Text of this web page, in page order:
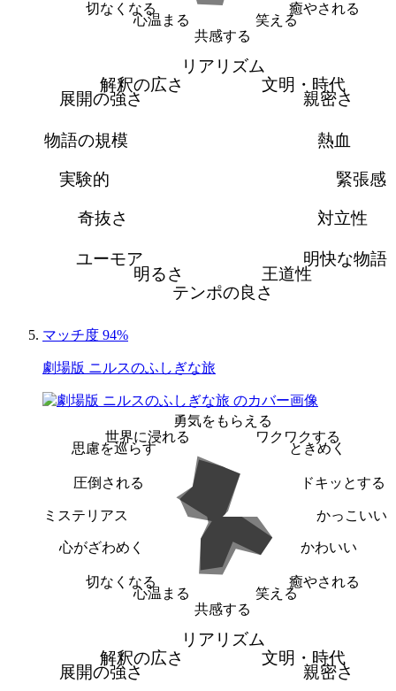
癒やされる
笑える
共感する
心温まる
切なくなる
リアリズム
文明・時代
親密さ
熱血
緊張感
対立性
明快な物語
王道性
テンポの良さ
明るさ
ユーモア
奇抜さ
実験的
物語の規模
展開の強さ
解釈の広さ
マッチ度 94%
劇場版 ニルスのふしぎな旅
勇気をもらえる
ワクワクする
ときめく
ドキッとする
かっこいい
かわいい
癒やされる
笑える
共感する
心温まる
切なくなる
心がざわめく
ミステリアス
圧倒される
思慮を巡らす
世界に浸れる
リアリズム
文明・時代
親密さ
展開の強さ
解釈の広さ